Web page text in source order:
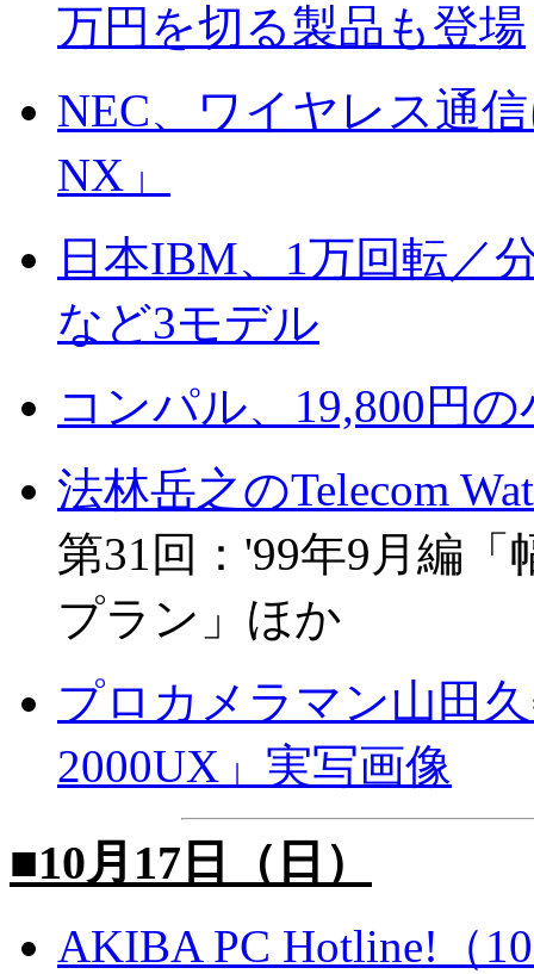
万円を切る製品も登場
NEC、ワイヤレス通
NX」
日本IBM、1万回転／
など3モデル
コンパル、19,800円
法林岳之のTelecom
第31回：'99年9月編
プラン」ほか
プロカメラマン山田
2000UX」実写画像
■10月17日（日）
AKIBA PC Hotline!（